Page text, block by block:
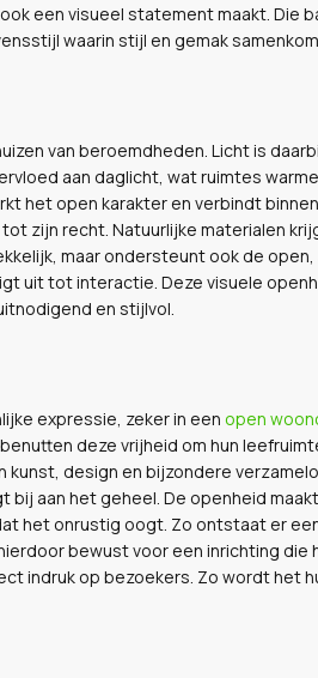
een visueel statement maakt. Die
waarin stijl en gemak
van beroemdheden. Licht is
aan daglicht, wat ruimtes
het open karakter en verbindt
zijn recht. Natuurlijke materialen
maar ondersteunt ook de
uit tot interactie. Deze visuele
en stijlvol.
expressie, zeker in een open
deze vrijheid om hun
kunst, design en bijzondere
aan het geheel. De openheid
het onrustig oogt. Zo ontstaat er
bewust voor een inrichting die
indruk op bezoekers. Zo wordt het